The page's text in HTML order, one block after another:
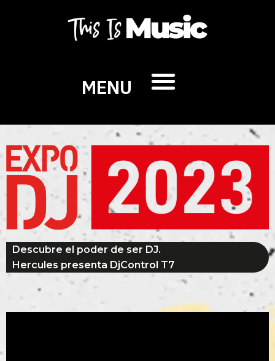
MENU
Descubre el poder de ser DJ.
Hercules presenta DjControl T7